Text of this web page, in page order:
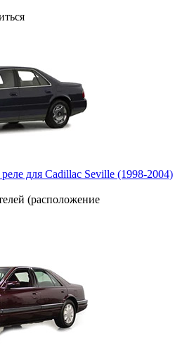
для Cadillac Seville (1998-2004)
(расположение